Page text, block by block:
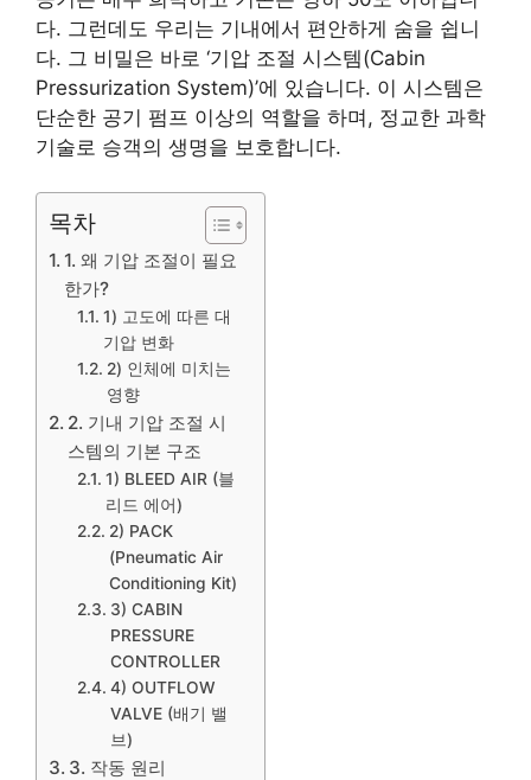
다. 그런데도 우리는 기내에서 편안하게 숨을 쉽니
다. 그 비밀은 바로 ‘기압 조절 시스템(Cabin
Pressurization System)’에 있습니다. 이 시스템은
단순한 공기 펌프 이상의 역할을 하며, 정교한 과학
기술로 승객의 생명을 보호합니다.
목차
1. 왜 기압 조절이 필요
한가?
1) 고도에 따른 대
기압 변화
2) 인체에 미치는
영향
2. 기내 기압 조절 시
스템의 기본 구조
1) BLEED AIR (블
리드 에어)
2) PACK
(Pneumatic Air
Conditioning Kit)
3) CABIN
PRESSURE
CONTROLLER
4) OUTFLOW
VALVE (배기 밸
브)
3. 작동 원리